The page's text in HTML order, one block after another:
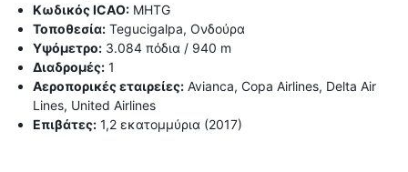
Κωδικός ICAO: MHTG
Τοποθεσία: Tegucigalpa, Ονδούρα
Υψόμετρο: 3.084 πόδια / 940 m
Διαδρομές: 1
Αεροπορικές εταιρείες: Avianca, Copa Airlines, Delta Air
Lines, United Airlines
Επιβάτες: 1,2 εκατομμύρια (2017)